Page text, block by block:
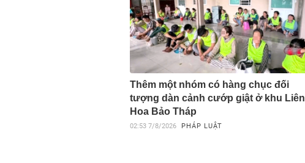
Thêm một nhóm có hàng chục đối
tượng dàn cảnh cướp giật ở khu Liên
Hoa Bảo Tháp
02:53 7/8/2026 PHÁP LUẬT